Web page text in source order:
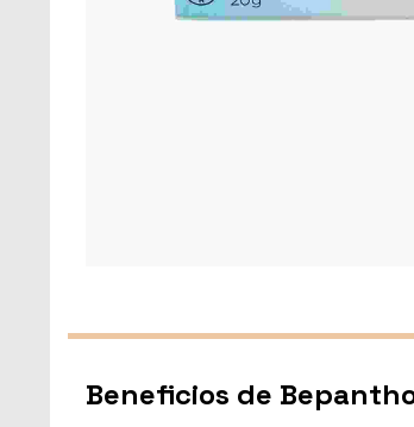
Beneficios de